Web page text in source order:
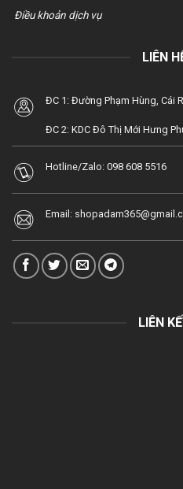
Điều khoản dịch vụ
LIÊN
ĐC 1: Đường Phạm Hùng, Cái
ĐC 2: KDC Đô Thị Mới Hưng
Hotline/Zalo: 098 608 5516
Email:
LIÊN